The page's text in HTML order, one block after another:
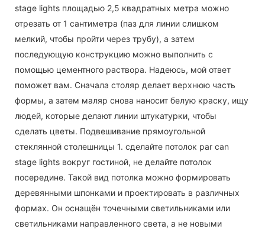
stage lights площадью 2,5 квадратных метра можно
отрезать от 1 сантиметра (паз для линии слишком
мелкий, чтобы пройти через трубу), а затем
последующую конструкцию можно выполнить с
помощью цементного раствора. Надеюсь, мой ответ
поможет вам. Сначала столяр делает верхнюю часть
формы, а затем маляр снова наносит белую краску, ищу
людей, которые делают линии штукатурки, чтобы
сделать цветы. Подвешивание прямоугольной
стеклянной столешницы 1. сделайте потолок par can
stage lights вокруг гостиной, не делайте потолок
посередине. Такой вид потолка можно формировать
деревянными шпонками и проектировать в различных
формах. Он оснащён точечными светильниками или
светильниками направленного света, а не новыми